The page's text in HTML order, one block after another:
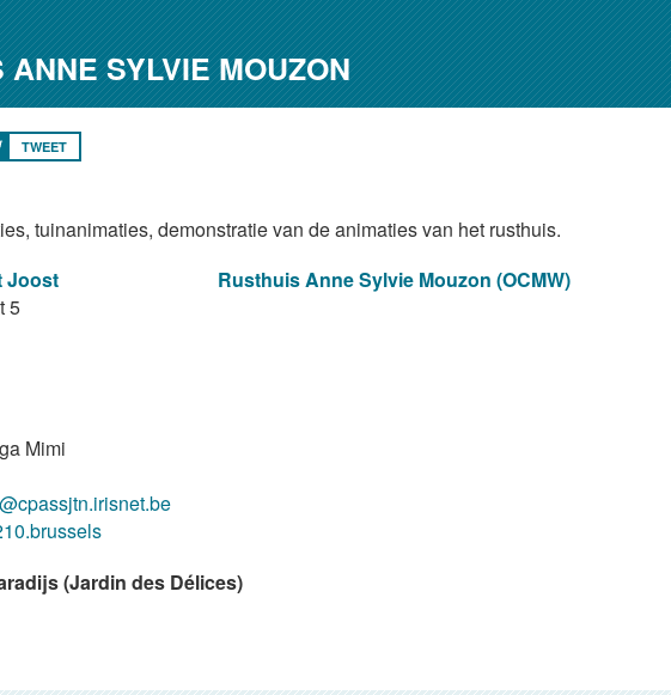
SYLVIE MOUZON
TWEET
tuinanimaties, demonstratie van de animaties van het rusthuis.
Joost
Rusthuis Anne Sylvie Mouzon (OCMW)
5
Mimi
(Jardin des Délices)